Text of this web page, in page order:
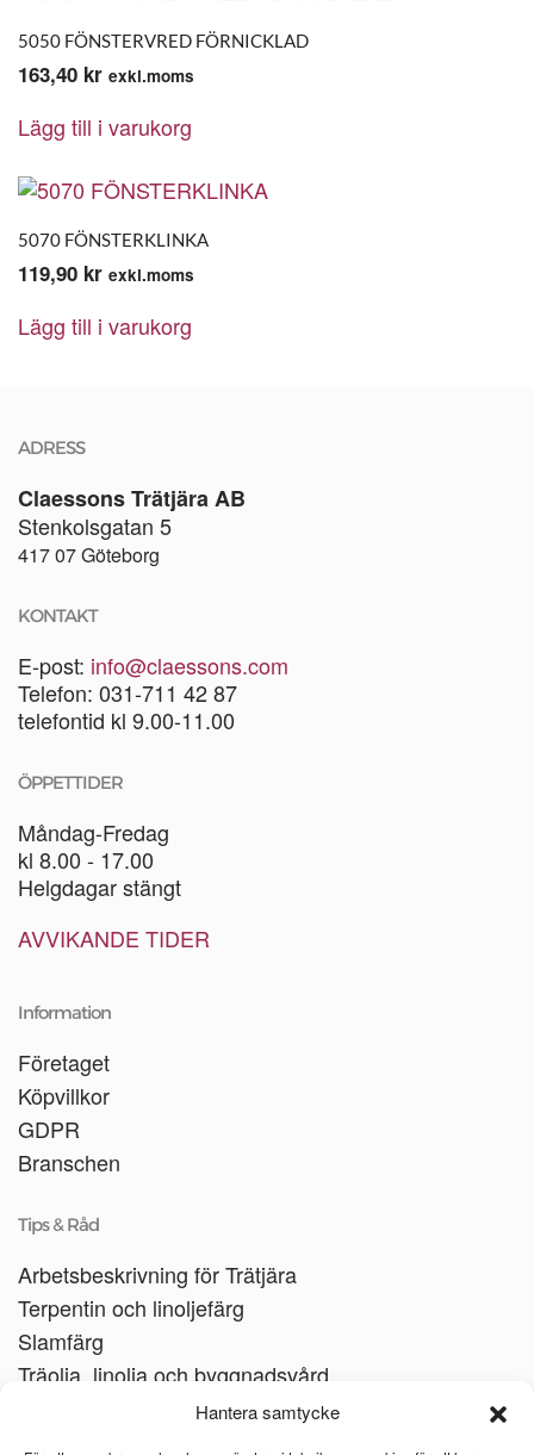
Hantera samtycke
5050 FÖNSTERVRED FÖRNICKLAD
163,40 kr exkl.moms
Lägg till i varukorg
5070 FÖNSTERKLINKA
119,90 kr exkl.moms
Lägg till i varukorg
ADRESS
Claessons Trätjära AB
Stenkolsgatan 5
417 07 Göteborg
KONTAKT
E-post: info@claessons.com
Telefon: 031-711 42 87
telefontid kl 9.00-11.00
ÖPPETTIDER
Måndag-Fredag
kl 8.00 - 17.00
Helgdagar stängt
AVVIKANDE TIDER
Information
Företaget
Köpvillkor
GDPR
Branschen
Tips & Råd
Arbetsbeskrivning för Trätjära
Terpentin och linoljefärg
Slamfärg
Träolja, linolja och byggnadsvård